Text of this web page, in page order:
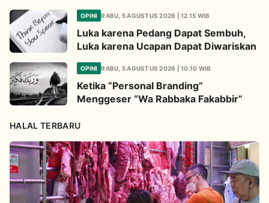
OPINI RABU, 5 AGUSTUS 2026 | 12.15 WIB
Luka karena Pedang Dapat Sembuh,
Luka karena Ucapan Dapat Diwariskan
OPINI RABU, 5 AGUSTUS 2026 | 10.10 WIB
Ketika “Personal Branding”
Menggeser “Wa Rabbaka Fakabbir”
HALAL TERBARU